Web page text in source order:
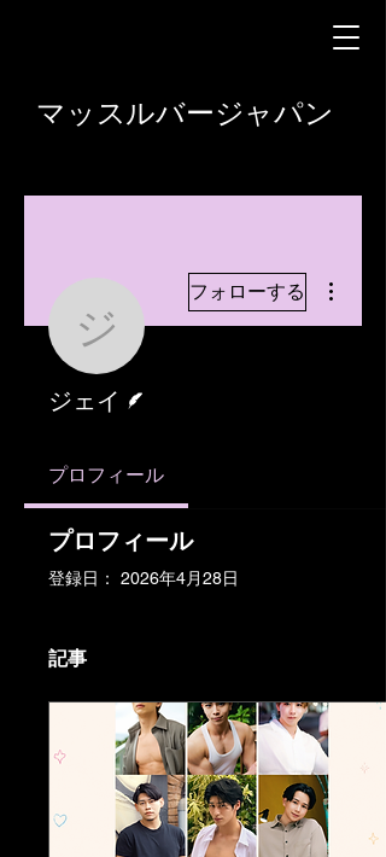
マッスルバージャパン
ジェイ
フォローする
ジェイ
プロフィール
プロフィール
登録日： 2026年4月28日
記事